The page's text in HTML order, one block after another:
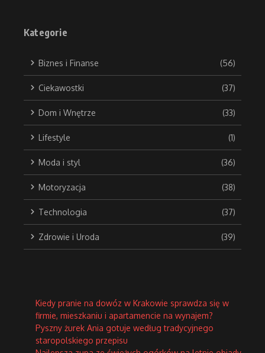
Kategorie
Biznes i Finanse (56)
Ciekawostki (37)
Dom i Wnętrze (33)
Lifestyle (1)
Moda i styl (36)
Motoryzacja (38)
Technologia (37)
Zdrowie i Uroda (39)
Kiedy pranie na dowóz w Krakowie sprawdza się w
firmie, mieszkaniu i apartamencie na wynajem?
Pyszny żurek Ania gotuje według tradycyjnego
staropolskiego przepisu